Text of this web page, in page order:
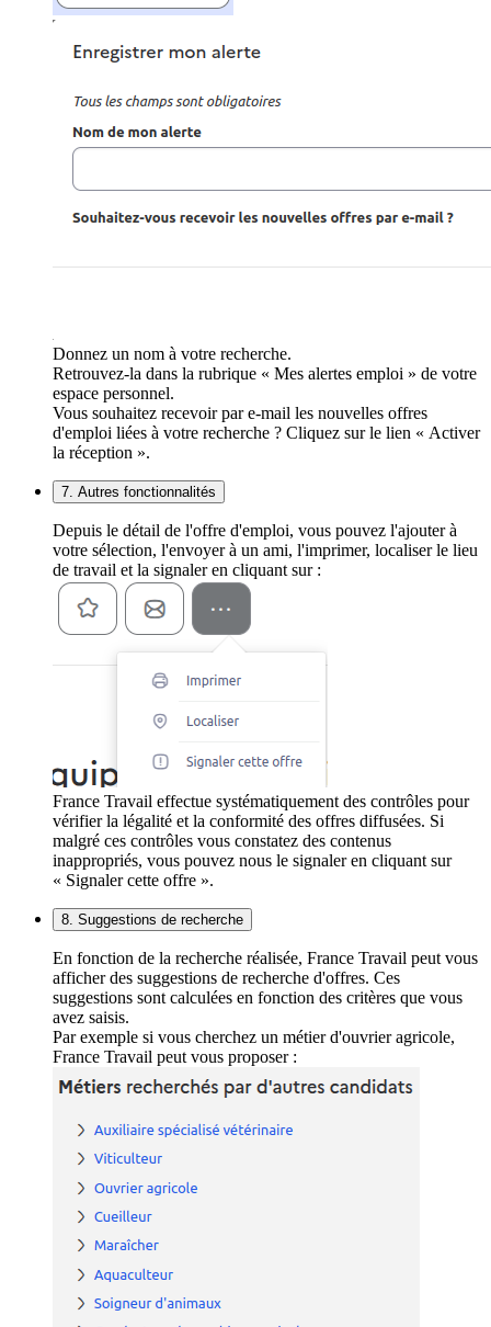
Donnez un nom à votre recherche.
Retrouvez-la dans la rubrique « Mes alertes emploi » de votre
espace personnel.
Vous souhaitez recevoir par e-mail les nouvelles offres
d'emploi liées à votre recherche ? Cliquez sur le lien « Activer
la réception ».
7. Autres fonctionnalités
Depuis le détail de l'offre d'emploi, vous pouvez l'ajouter à
votre sélection, l'envoyer à un ami, l'imprimer, localiser le lieu
de travail et la signaler en cliquant sur :
France Travail effectue systématiquement des contrôles pour
vérifier la légalité et la conformité des offres diffusées. Si
malgré ces contrôles vous constatez des contenus
inappropriés, vous pouvez nous le signaler en cliquant sur
« Signaler cette offre ».
8. Suggestions de recherche
En fonction de la recherche réalisée, France Travail peut vous
afficher des suggestions de recherche d'offres. Ces
suggestions sont calculées en fonction des critères que vous
avez saisis.
Par exemple si vous cherchez un métier d'ouvrier agricole,
France Travail peut vous proposer :